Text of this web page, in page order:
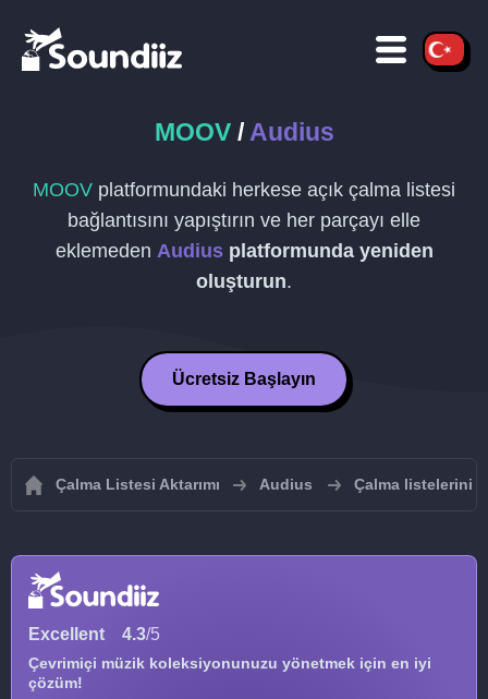
MOOV/ Audius
MOOV platformundaki herkese açık çalma listesi
bağlantısını yapıştırın ve her parçayı elle
eklemeden Audiusplatformunda yeniden
oluşturun.
Ücretsiz Başlayın
Çalma Listesi Aktarımı Audius Çalma listelerini
Excellent 4.3/5
Çevrimiçi müzik koleksiyonunuzu yönetmek için en iyi
çözüm!